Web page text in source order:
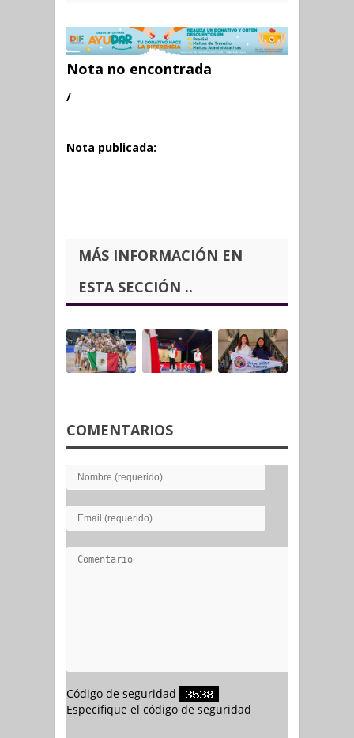
Nota no encontrada
/
Nota publicada:
MÁS INFORMACIÓN EN
ESTA SECCIÓN ..
COMENTARIOS